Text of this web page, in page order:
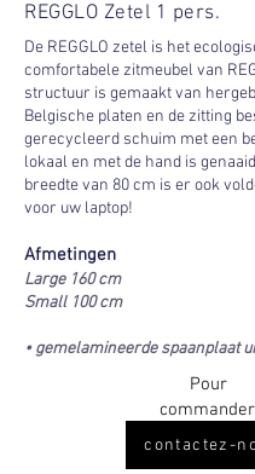
REGGLO Zetel 1 pers.
De REGGLO zetel is het
comfortabele zitmeubel van
structuur is gemaakt van
Belgische platen en de zitting
gerecycleerd schuim met een
lokaal en met de hand is
breedte van 80 cm is er ook
voor uw laptop!
Afmetingen
Large 160 cm
Small 100 cm
• gemelamineerde spaanplaat
Pour
contactez-